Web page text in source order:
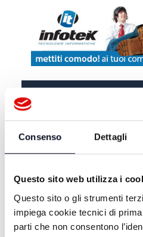
Consenso Dettagli
Questo sito web utilizza i
Questo sito o gli strumenti
impiega cookie tecnici di
parti che non consentono
REGAIN E'
CON LUCA
OGGI
ANNI DI